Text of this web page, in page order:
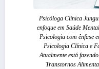
Psicóloga Clínica
enfoque em Saúde
Psicologia com ênfase
Psicologia Clínica e
Atualmente está
Transtornos